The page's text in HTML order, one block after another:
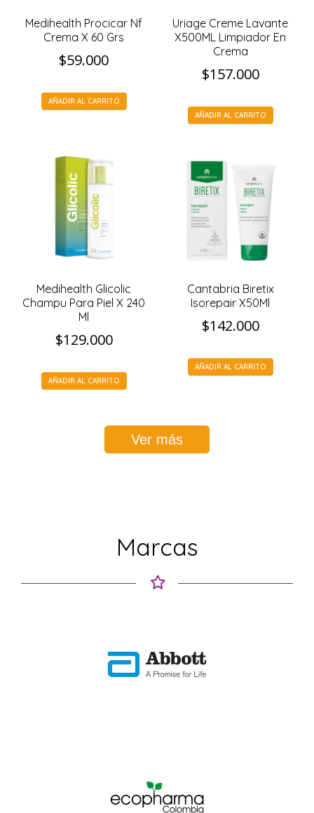
Medihealth Procicar Nf
Crema X 60 Grs
$59.000
AÑADIR AL CARRITO
Uriage Creme Lavante
X500ML Limpiador En
Crema
$157.000
AÑADIR AL CARRITO
Medihealth Glicolic
Champu Para Piel X 240
Ml
$129.000
AÑADIR AL CARRITO
Cantabria Biretix
Isorepair X50Ml
$142.000
AÑADIR AL CARRITO
Ver más
Marcas